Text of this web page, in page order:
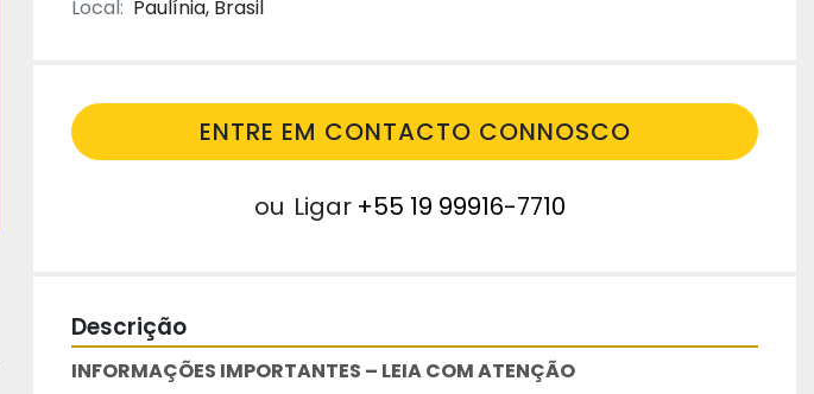
Local: Paulínia, Brasil
ENTRE EM CONTACTO CONNOSCO
ou Ligar +55 19 99916-7710
Descrição
INFORMAÇÕES IMPORTANTES – LEIA COM ATENÇÃO